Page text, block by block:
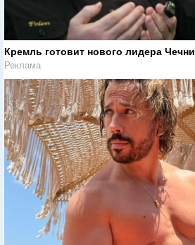
Кремль готовит нового лидера Чечни
Реклама